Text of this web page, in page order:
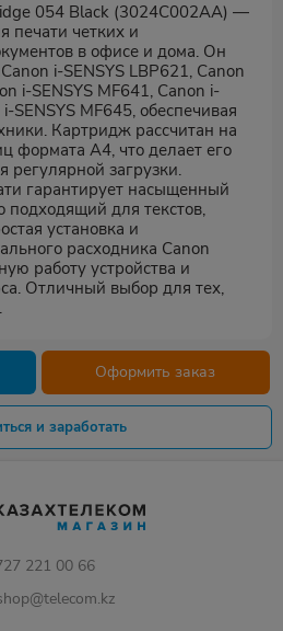
054 Black (3024C002AA) —
печати четких и
в офисе и дома. Он
i-SENSYS LBP621, Canon
i-SENSYS MF641, Canon i-
SENSYS MF645, обеспечивая
Картридж рассчитан на
формата A4, что делает его
загрузки.
гарантирует насыщенный
подходящий для текстов,
установка и
расходника Canon
работу устройства и
Отличный выбор для тех,
Оформить заказ
и заработать
221 00 66